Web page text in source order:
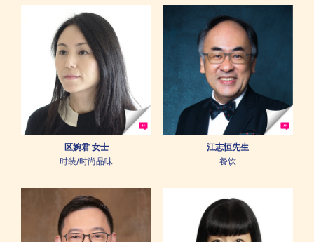
区婉君 女士
时装/时尚品味
江志恒先生
餐饮